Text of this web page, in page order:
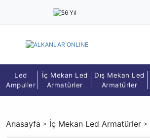
Led
Ampuller
İç Mekan Led
Armatürler
Dış Mekan Led
Armatürler
Anasayfa İç Mekan Led Armatürler